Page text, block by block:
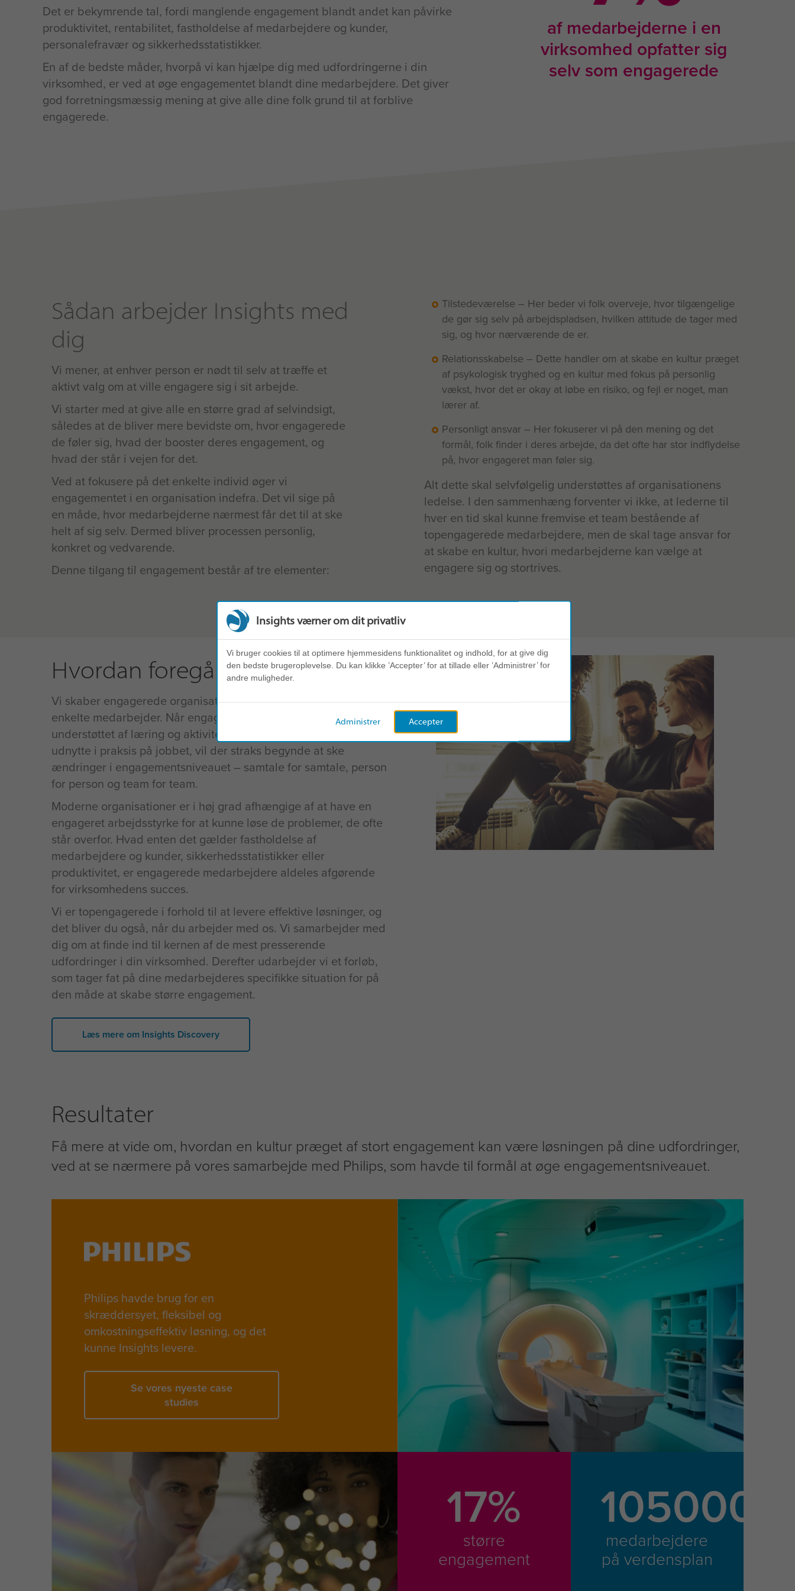
Det er bekymrende tal, fordi manglende engagement blandt andet kan påvirke
produktivitet, rentabilitet, fastholdelse af medarbejdere og kunder,
personalefravær og sikkerhedsstatistikker.
En af de bedste måder, hvorpå vi kan hjælpe dig med udfordringerne i din
virksomhed, er ved at øge engagementet blandt dine medarbejdere. Det giver
god forretningsmæssig mening at give alle dine folk grund til at forblive
engagerede.
af medarbejderne i en
virksomhed opfatter sig
selv som engagerede
Sådan arbejder Insights med
dig
Vi mener, at enhver person er nødt til selv at træffe et
aktivt valg om at ville engagere sig i sit arbejde.
Vi starter med at give alle en større grad af selvindsigt,
således at de bliver mere bevidste om, hvor engagerede
de føler sig, hvad der booster deres engagement, og
hvad der står i vejen for det.
Ved at fokusere på det enkelte individ øger vi
engagementet i en organisation indefra. Det vil sige på
en måde, hvor medarbejderne nærmest får det til at ske
helt af sig selv. Dermed bliver processen personlig,
konkret og vedvarende.
Denne tilgang til engagement består af tre elementer:
Tilstedeværelse – Her beder vi folk overveje, hvor tilgængelige
de gør sig selv på arbejdspladsen, hvilken attitude de tager med
sig, og hvor nærværende de er.
Relationsskabelse – Dette handler om at skabe en kultur præget
af psykologisk tryghed og en kultur med fokus på personlig
vækst, hvor det er okay at løbe en risiko, og fejl er noget, man
lærer af.
Personligt ansvar – Her fokuserer vi på den mening og det
formål, folk finder i deres arbejde, da det ofte har stor indflydelse
på, hvor engageret man føler sig.
Alt dette skal selvfølgelig understøttes af organisationens
ledelse. I den sammenhæng forventer vi ikke, at lederne til
hver en tid skal kunne fremvise et team bestående af
topengagerede medarbejdere, men de skal tage ansvar for
at skabe en kultur, hvori medarbejderne kan vælge at
engagere sig og stortrives.
Hvordan foregår det?
Vi skaber engagerede organisationer ved at have fokus på den
enkelte medarbejder. Når engagement bliver italesat og
understøttet af læring og aktiviteter, som dine medarbejdere kan
udnytte i praksis på jobbet, vil der straks begynde at ske
ændringer i engagementsniveauet – samtale for samtale, person
for person og team for team.
Moderne organisationer er i høj grad afhængige af at have en
engageret arbejdsstyrke for at kunne løse de problemer, de ofte
står overfor. Hvad enten det gælder fastholdelse af
medarbejdere og kunder, sikkerhedsstatistikker eller
produktivitet, er engagerede medarbejdere aldeles afgørende
for virksomhedens succes.
Vi er topengagerede i forhold til at levere effektive løsninger, og
det bliver du også, når du arbejder med os. Vi samarbejder med
dig om at finde ind til kernen af de mest presserende
udfordringer i din virksomhed. Derefter udarbejder vi et forløb,
som tager fat på dine medarbejderes specifikke situation for på
den måde at skabe større engagement.
Læs mere om Insights Discovery
Resultater
Få mere at vide om, hvordan en kultur præget af stort engagement kan være løsningen på dine udfordringer,
ved at se nærmere på vores samarbejde med Philips, som havde til formål at øge engagementsniveauet.
Philips havde brug for en
skræddersyet, fleksibel og
omkostningseffektiv løsning, og det
kunne Insights levere.
Se vores nyeste case
studies
17%
større
engagement
105000
medarbejdere
på verdensplan
Insights værner om dit privatliv
Vi bruger cookies til at optimere hjemmesidens funktionalitet og indhold, for at give dig
den bedste brugeroplevelse. Du kan klikke ’Accepter’ for at tillade eller ’Administrer’ for
andre muligheder.
Accepter
Administrer